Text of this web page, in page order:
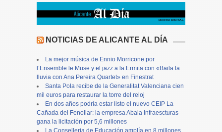
NOTICIAS DE ALICANTE AL DÍA
La mejor música de Ennio Morricone por
l’Ensemble le Muse y el jazz a la Ermita con «Baila la
lluvia con Ana Pereira Quartet» en Finestrat
Santa Pola recibe de la Generalitat Valenciana cien
mil euros para restaurar la torre del reloj
En dos años podría estar listo el nuevo CEIP La
Cañada del Fenollar: la empresa Abala Infraescturas
gana la licitación por 5,6 millones
La Conselleria de Educación amplía en 8 millones